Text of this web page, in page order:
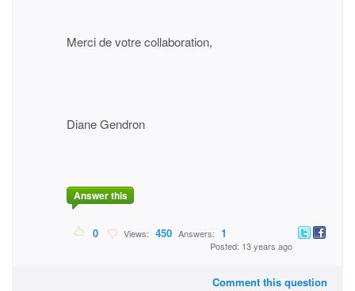
Merci de votre collaboration,
Diane Gendron
Answer this
0 Views: 450 Answers: 1
Posted: 13 years ago
Comment this question